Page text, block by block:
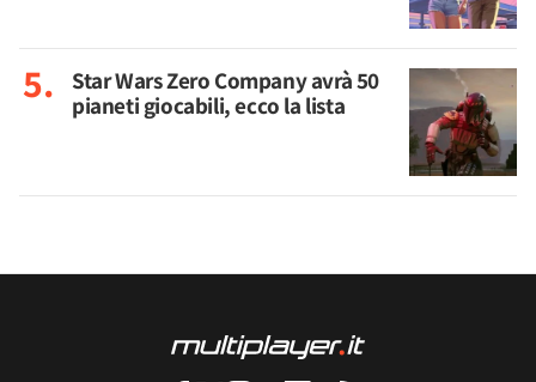
Star Wars Zero Company avrà 50
pianeti giocabili, ecco la lista